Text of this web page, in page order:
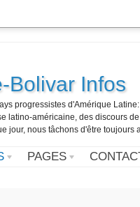
Bolivar Infos
progressistes d'Amérique
latino-américaine, des discours
jour, nous tâchons d'être toujours
PAGES